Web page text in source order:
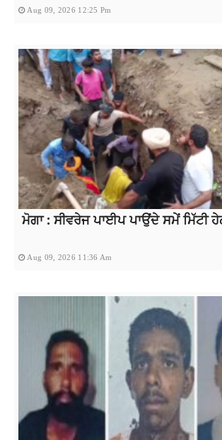
Aug 09, 2026 12:25 Pm
ਮੋਗਾ : ਸੀਵਰੇਜ ਪਾਈਪ ਪਾਉਂਦੇ ਸਮੇਂ ਮਿੱਟੀ
Aug 09, 2026 11:36 Am